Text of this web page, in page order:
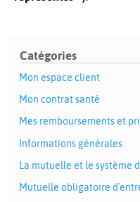
Catégories
Mon espace client
Mon contrat santé
Mes remboursements et
Informations générales
La mutuelle et le système
Mutuelle obligatoire